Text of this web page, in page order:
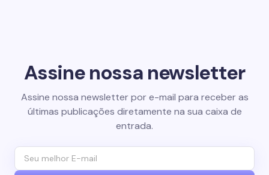
Assine nossa newsletter
Assine nossa newsletter por e-mail para receber as
últimas publicações diretamente na sua caixa de
entrada.